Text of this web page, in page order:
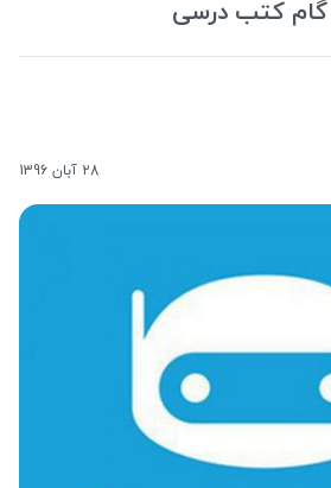
گام کتب درسی
28 آبان 1396